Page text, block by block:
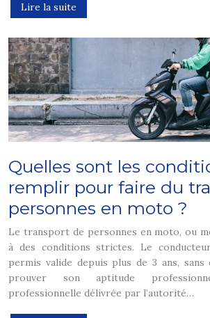
Lire la suite
Quelles sont les
remplir pour faire du
personnes en moto ?
Le transport de personnes en moto, ou
à des conditions strictes. Le
permis valide depuis plus de 3 ans,
prouver son aptitude
professionnelle délivrée par l’autorité…